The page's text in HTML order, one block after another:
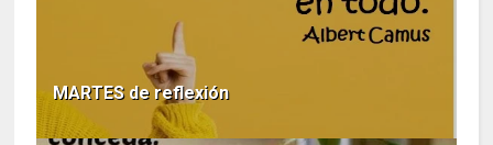
MARTES de reflexión